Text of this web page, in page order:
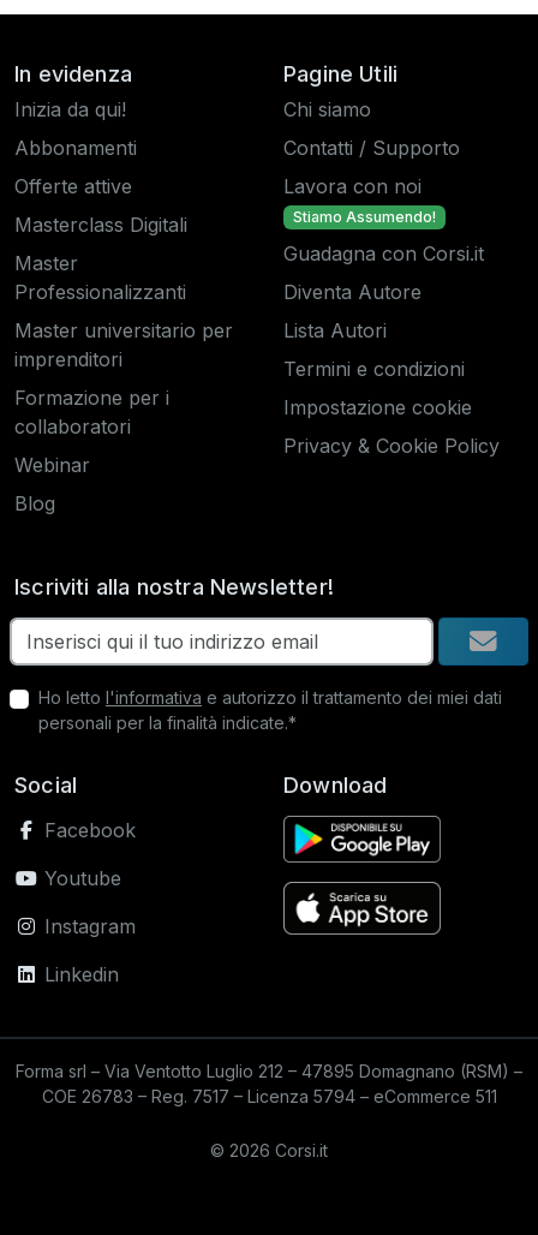
In evidenza
Inizia da qui!
Abbonamenti
Offerte attive
Masterclass Digitali
Master
Professionalizzanti
Master universitario per
imprenditori
Formazione per i
collaboratori
Webinar
Blog
Pagine Utili
Chi siamo
Contatti / Supporto
Lavora con noi
Stiamo Assumendo!
Guadagna con Corsi.it
Diventa Autore
Lista Autori
Termini e condizioni
Impostazione cookie
Privacy & Cookie Policy
Iscriviti alla nostra Newsletter!
Ho letto l'informativa e autorizzo il trattamento dei miei dati
personali per la finalità indicate.*
Social
Facebook
Youtube
Instagram
Linkedin
Download
Forma srl – Via Ventotto Luglio 212 – 47895 Domagnano (RSM) –
COE 26783 – Reg. 7517 – Licenza 5794 – eCommerce 511
© 2026 Corsi.it